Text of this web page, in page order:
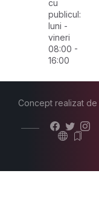
cu
publicul:
luni -
vineri
08:00 -
16:00
Concept realizat de